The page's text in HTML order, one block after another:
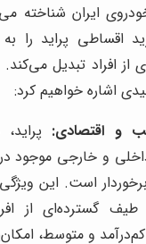
خودروی ایران شناخته
اقساطی پراید را
از افراد تبدیل می‌کند.
اشاره خواهیم کرد:
و اقتصادی:
و خارجی موجود در
است. این
گسترده‌ای از
و متوسط،